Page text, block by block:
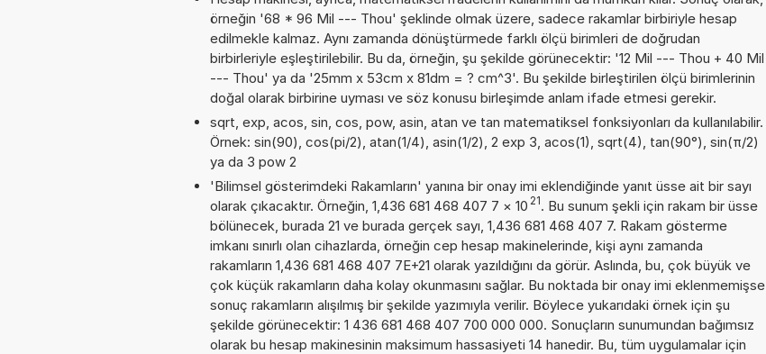
örneğin '68 * 96 Mil --- Thou' şeklinde olmak üzere, sadece rakamlar birbiriyle hesap
edilmekle kalmaz. Aynı zamanda dönüştürmede farklı ölçü birimleri de doğrudan
birbirleriyle eşleştirilebilir. Bu da, örneğin, şu şekilde görünecektir: '12 Mil --- Thou + 40 Mil
--- Thou' ya da '25mm x 53cm x 81dm = ? cm^3'. Bu şekilde birleştirilen ölçü birimlerinin
doğal olarak birbirine uyması ve söz konusu birleşimde anlam ifade etmesi gerekir.
sqrt, exp, acos, sin, cos, pow, asin, atan ve tan matematiksel fonksiyonları da kullanılabilir.
Örnek: sin(90), cos(pi/2), atan(1/4), asin(1/2), 2 exp 3, acos(1), sqrt(4), tan(90°), sin(π/2)
ya da 3 pow 2
'Bilimsel gösterimdeki Rakamların' yanına bir onay imi eklendiğinde yanıt üsse ait bir sayı
olarak çıkacaktır. Örneğin, 1,436 681 468 407 7 × 10 21. Bu sunum şekli için rakam bir üsse
bölünecek, burada 21 ve burada gerçek sayı, 1,436 681 468 407 7. Rakam gösterme
imkanı sınırlı olan cihazlarda, örneğin cep hesap makinelerinde, kişi aynı zamanda
rakamların 1,436 681 468 407 7E+21 olarak yazıldığını da görür. Aslında, bu, çok büyük ve
çok küçük rakamların daha kolay okunmasını sağlar. Bu noktada bir onay imi eklenmemişse
sonuç rakamların alışılmış bir şekilde yazımıyla verilir. Böylece yukarıdaki örnek için şu
şekilde görünecektir: 1 436 681 468 407 700 000 000. Sonuçların sunumundan bağımsız
olarak bu hesap makinesinin maksimum hassasiyeti 14 hanedir. Bu, tüm uygulamalar için